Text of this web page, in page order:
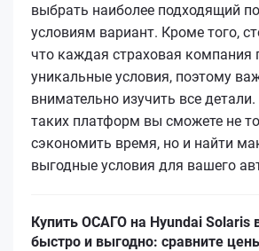
выбрать наиболее подходящий
условиям вариант. Кроме того,
что каждая страховая компания
уникальные условия, поэтому
внимательно изучить все
таких платформ вы сможете не
сэкономить время, но и найти
выгодные условия для вашего
Купить ОСАГО на Hyundai Solaris
быстро и выгодно: сравните